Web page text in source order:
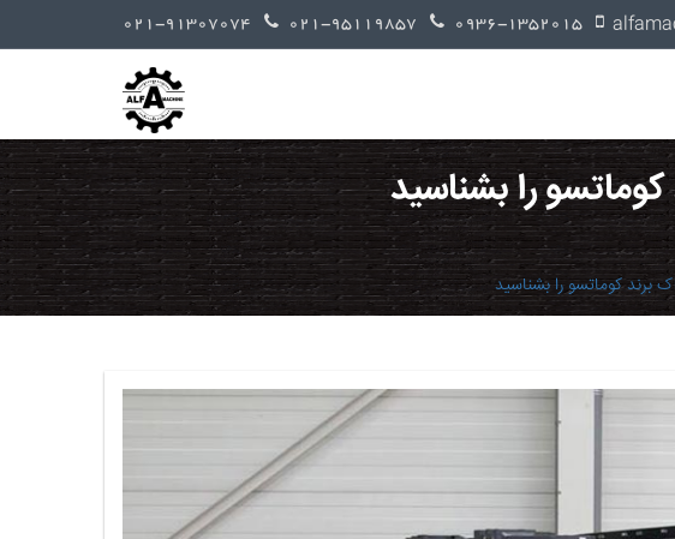
را بشناسید
برند کوماتسو را بشناسید